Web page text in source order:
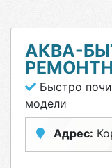
АКВА-
Быстро
модели
Адрес: